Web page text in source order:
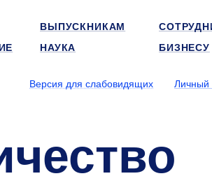
ВЫПУСКНИКАМ
НАУКА БИЗНЕСУ
Версия для слабовидящих Личный